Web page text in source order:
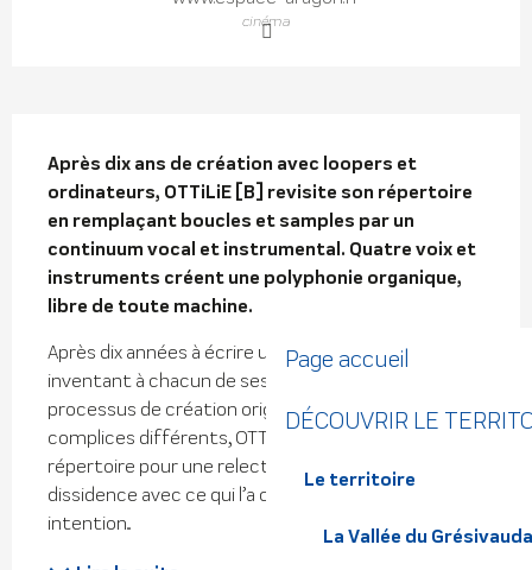
Page accueil
DÉCOUVRIR LE
Le territoire
La Vallée du
cinéma
Description
Après dix ans de création avec loopers et
ordinateurs, OTTiLiE [B] revisite son répertoire
en remplaçant boucles et samples par un
continuum vocal et instrumental. Quatre voix et
instruments créent une polyphonie organique,
libre de toute machine.
Après dix années à écrire une chanson nouvelle,
inventant à chacun de ses trois albums un
processus de création original, avec des musiciens
complices différents, OTTiLiE [B] revient sur son
répertoire pour une relecture originale en totale
dissidence avec ce qui l’a constitué.Dans une
intention...